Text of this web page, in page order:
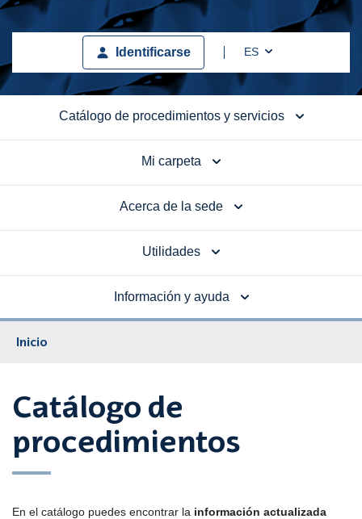
ES Toggle Dropdown
Identificarse
Catálogo de procedimientos y servicios
Mi carpeta
Acerca de la sede
Utilidades
Información y ayuda
Inicio
Catálogo de
procedimientos
En el catálogo puedes encontrar la información actualizada